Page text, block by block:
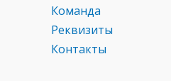
Команда
Реквизиты
Контакты